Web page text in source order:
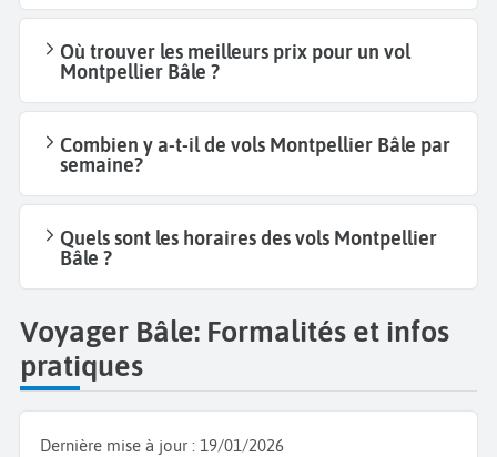
Où trouver les meilleurs prix pour un vol
Montpellier Bâle ?
Combien y a-t-il de vols Montpellier Bâle par
semaine?
Quels sont les horaires des vols Montpellier
Bâle ?
Voyager Bâle: Formalités et infos
pratiques
Dernière mise à jour : 19/01/2026